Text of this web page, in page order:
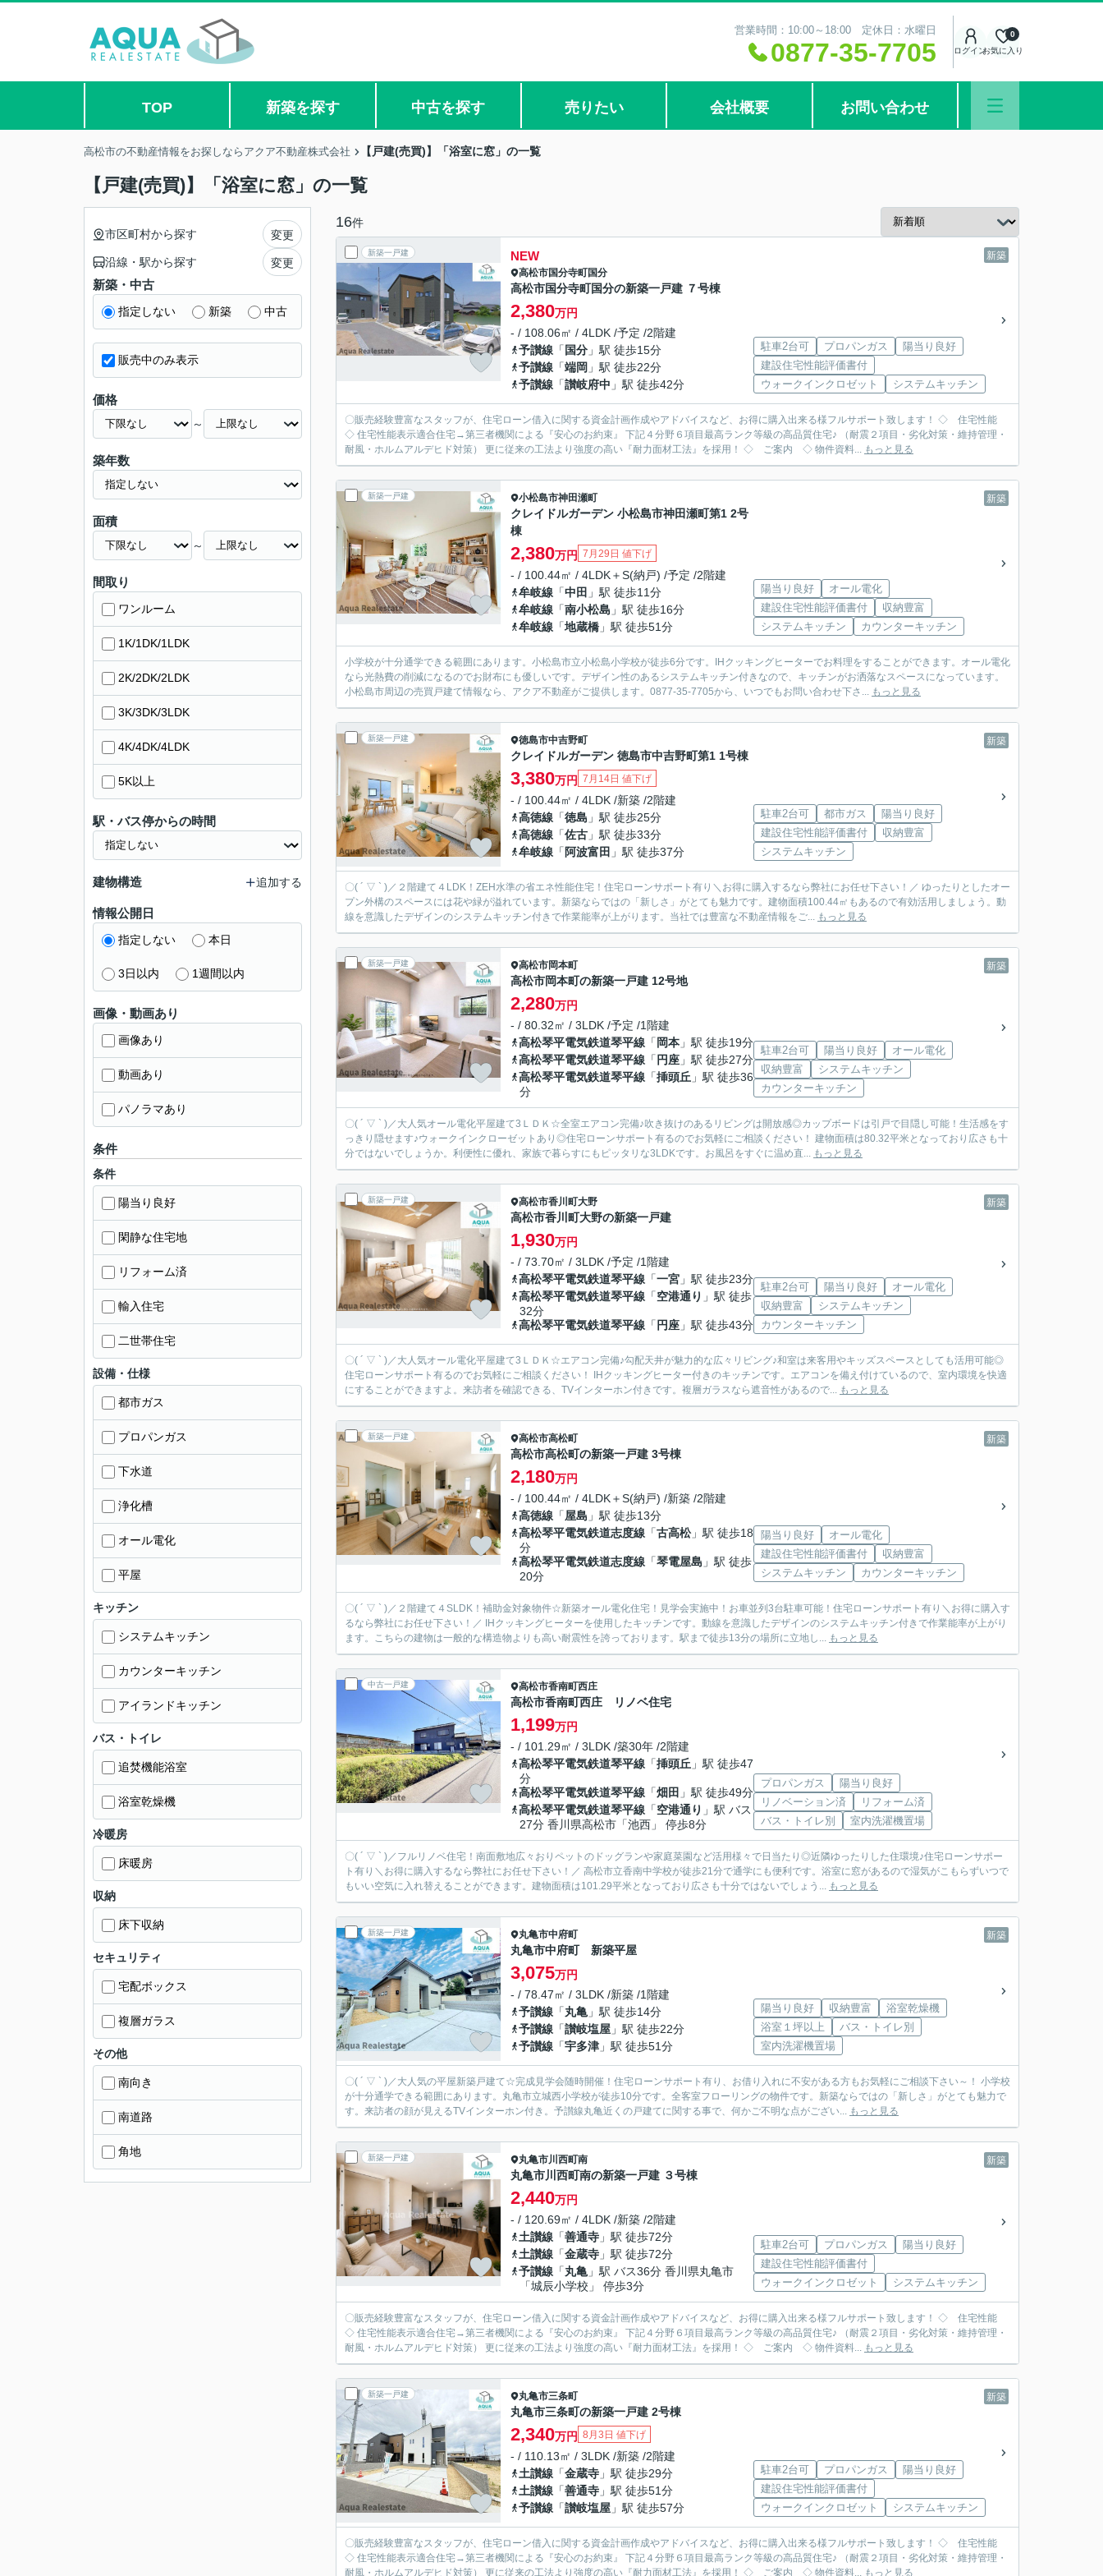
営業時間：10:00～18:00 定休日：水曜日
0877-35-7705 ログインお気に入り
0
TOP 新築を探す 中古を探す 売りたい 会社概要 お問い合わせ
高松市の不動産情報をお探しならアクア不動産株式会社 【戸建(売買)】「浴室に窓」の一覧
【戸建(売買)】「浴室に窓」の一覧
16件
新築一戸建 新築
NEW
高松市国分寺町国分
高松市国分寺町国分の新築一戸建 ７号棟
2,380万円
- / 108.06㎡ / 4LDK /予定 /2階建
予讃線 「 国分 」駅 徒歩15分
予讃線 「端岡 」駅 徒歩22分
予讃線 「讃岐府中 」駅 徒歩42分
駐車2台可 プロパンガス
陽当り良好
建設住宅性能評価書付
ウォークインクロゼット
システムキッチン
〇販売経験豊富なスタッフが、住宅ローン借入に関する資金計画作成やアドバイスなど、お得に購入出来る様フルサポート致します！ ◇ 住宅性能
◇ 住宅性能表示適合住宅→第三者機関による『安心のお約束』 下記４分野６項目最高ランク等級の高品質住宅♪ （耐震２項目・劣化対策・維持管理・
耐風・ホルムアルデヒド対策） 更に従来の工法より強度の高い『耐力面材工法』を採用！ ◇ ご案内 ◇ 物件資料... もっと見る
新築一戸建 新築
小松島市神田瀬町
クレイドルガーデン 小松島市神田瀬町第1 2号
棟
2,380万円 7月29日 値下げ
- / 100.44㎡ / 4LDK＋S(納戸) /予定 /2階建
牟岐線 「中田 」駅 徒歩11分
牟岐線 「南小松島 」駅 徒歩16分
牟岐線 「地蔵橋 」駅 徒歩51分
陽当り良好
オール電化
建設住宅性能評価書付
収納豊富
システムキッチン
カウンターキッチン
小学校が十分通学できる範囲にあります。小松島市立小松島小学校が徒歩6分です。IHクッキングヒーターでお料理をすることができます。オール電化
なら光熱費の削減になるのでお財布にも優しいです。デザイン性のあるシステムキッチン付きなので、キッチンがお洒落なスペースになっています。
小松島市周辺の売買戸建て情報なら、アクア不動産がご提供します。0877-35-7705から、いつでもお問い合わせ下さ... もっと見る
新築一戸建 新築
徳島市中吉野町
クレイドルガーデン 徳島市中吉野町第1 1号棟
3,380万円 7月14日 値下げ
- / 100.44㎡ / 4LDK /新築 /2階建
高徳線 「徳島 」駅 徒歩25分
高徳線 「佐古 」駅 徒歩33分
牟岐線 「 阿波富田 」駅 徒歩37分
駐車2台可 都市ガス
陽当り良好
建設住宅性能評価書付
収納豊富
システムキッチン
〇( ´ ▽ ` )／２階建て４LDK！ZEH水準の省エネ性能住宅！住宅ローンサポート有り＼お得に購入するなら弊社にお任せ下さい！／ ゆったりとしたオー
プン外構のスペースには花や緑が溢れています。新築ならではの「新しさ」がとても魅力です。建物面積100.44㎡もあるので有効活用しましょう。動
線を意識したデザインのシステムキッチン付きで作業能率が上がります。当社では豊富な不動産情報をご... もっと見る
新築一戸建 新築
高松市岡本町
高松市岡本町の新築一戸建 12号地
2,280万円
- / 80.32㎡ / 3LDK /予定 /1階建
高松琴平電気鉄道琴平線 「 岡本 」駅 徒歩19分
高松琴平電気鉄道琴平線 「 円座 」駅 徒歩27分
高松琴平電気鉄道琴平線 「挿頭丘 」駅 徒歩36
分
駐車2台可 陽当り良好
オール電化
収納豊富
システムキッチン
カウンターキッチン
〇( ´ ▽ ` )／大人気オール電化平屋建て3ＬＤＫ☆全室エアコン完備♪吹き抜けのあるリビングは開放感◎カップボードは引戸で目隠し可能！生活感をす
っきり隠せます♪ウォークインクローゼットあり◎住宅ローンサポート有るのでお気軽にご相談ください！ 建物面積は80.32平米となっており広さも十
分ではないでしょうか。利便性に優れ、家族で暮らすにもピッタリな3LDKです。お風呂をすぐに温め直... もっと見る
新築一戸建 新築
高松市香川町大野
高松市香川町大野の新築一戸建
1,930万円
- / 73.70㎡ / 3LDK /予定 /1階建
高松琴平電気鉄道琴平線 「一宮 」駅 徒歩23分
高松琴平電気鉄道琴平線 「空港通り 」駅 徒歩
32分
高松琴平電気鉄道琴平線 「 円座 」駅 徒歩43分
駐車2台可 陽当り良好
オール電化
収納豊富
システムキッチン
カウンターキッチン
〇( ´ ▽ ` )／大人気オール電化平屋建て3ＬＤＫ☆エアコン完備♪勾配天井が魅力的な広々リビング♪和室は来客用やキッズスペースとしても活用可能◎
住宅ローンサポート有るのでお気軽にご相談ください！ IHクッキングヒーター付きのキッチンです。エアコンを備え付けているので、室内環境を快適
にすることができますよ。来訪者を確認できる、TVインターホン付きです。複層ガラスなら遮音性があるので... もっと見る
新築一戸建 新築
高松市高松町
高松市高松町の新築一戸建 3号棟
2,180万円
- / 100.44㎡ / 4LDK＋S(納戸) /新築 /2階建
高徳線 「屋島 」駅 徒歩13分
高松琴平電気鉄道志度線 「古高松」駅 徒歩18
分
高松琴平電気鉄道志度線 「琴電屋島 」駅 徒歩
20分
陽当り良好
オール電化
建設住宅性能評価書付
収納豊富
システムキッチン
カウンターキッチン
〇( ´ ▽ ` )／２階建て４SLDK！補助金対象物件☆新築オール電化住宅！見学会実施中！お車並列3台駐車可能！住宅ローンサポート有り＼お得に購入す
るなら弊社にお任せ下さい！／ IHクッキングヒーターを使用したキッチンです。動線を意識したデザインのシステムキッチン付きで作業能率が上がり
ます。こちらの建物は一般的な構造物よりも高い耐震性を誇っております。駅まで徒歩13分の場所に立地し... もっと見る
中古一戸建 高松市香南町西庄
高松市香南町西庄 リノベ住宅
1,199万円
- / 101.29㎡ / 3LDK /築30年 /2階建
高松琴平電気鉄道琴平線 「挿頭丘 」駅 徒歩47
分
高松琴平電気鉄道琴平線 「畑田 」駅 徒歩49分
高松琴平電気鉄道琴平線 「空港通り 」駅 バス
27分 香川県高松市「池西」 停歩8分
プロパンガス
陽当り良好
リノベーション済
リフォーム済
バス・トイレ別
室内洗濯機置場
〇( ´ ▽ ` )／フルリノベ住宅！南面敷地広々おりペットのドッグランや家庭菜園など活用様々で日当たり◎近隣ゆったりした住環境♪住宅ローンサポー
ト有り＼お得に購入するなら弊社にお任せ下さい！／ 高松市立香南中学校が徒歩21分で通学にも便利です。浴室に窓があるので湿気がこもらずいつで
もいい空気に入れ替えることができます。建物面積は101.29平米となっており広さも十分ではないでしょう... もっと見る
新築一戸建 新築
丸亀市中府町
丸亀市中府町 新築平屋
3,075万円
- / 78.47㎡ / 3LDK /新築 /1階建
予讃線 「丸亀 」駅 徒歩14分
予讃線 「讃岐塩屋 」駅 徒歩22分
予讃線 「宇多津 」駅 徒歩51分
陽当り良好 収納豊富
浴室乾燥機
浴室１坪以上
バス・トイレ別
室内洗濯機置場
〇( ´ ▽ ` )／大人気の平屋新築戸建て☆完成見学会随時開催！住宅ローンサポート有り、お借り入れに不安がある方もお気軽にご相談下さい～！ 小学校
が十分通学できる範囲にあります。丸亀市立城西小学校が徒歩10分です。全客室フローリングの物件です。新築ならではの「新しさ」がとても魅力で
す。来訪者の顔が見えるTVインターホン付き。予讃線丸亀近くの戸建てに関する事で、何かご不明な点がござい... もっと見る
新築一戸建 新築
丸亀市川西町南
丸亀市川西町南の新築一戸建 ３号棟
2,440万円
- / 120.69㎡ / 4LDK /新築 /2階建
土讃線 「善通寺 」駅 徒歩72分
土讃線 「金蔵寺 」駅 徒歩72分
予讃線 「丸亀 」駅 バス36分 香川県丸亀市
「城辰小学校」 停歩3分
駐車2台可 プロパンガス
陽当り良好
建設住宅性能評価書付
ウォークインクロゼット
システムキッチン
〇販売経験豊富なスタッフが、住宅ローン借入に関する資金計画作成やアドバイスなど、お得に購入出来る様フルサポート致します！ ◇ 住宅性能
◇ 住宅性能表示適合住宅→第三者機関による『安心のお約束』 下記４分野６項目最高ランク等級の高品質住宅♪ （耐震２項目・劣化対策・維持管理・
耐風・ホルムアルデヒド対策） 更に従来の工法より強度の高い『耐力面材工法』を採用！ ◇ ご案内 ◇ 物件資料... もっと見る
新築一戸建 新築
丸亀市三条町
丸亀市三条町の新築一戸建 2号棟
2,340万円 8月3日 値下げ
- / 110.13㎡ / 3LDK /新築 /2階建
土讃線 「金蔵寺 」駅 徒歩29分
土讃線 「善通寺 」駅 徒歩51分
予讃線 「讃岐塩屋 」駅 徒歩57分
駐車2台可 プロパンガス
陽当り良好
建設住宅性能評価書付
ウォークインクロゼット
システムキッチン
〇販売経験豊富なスタッフが、住宅ローン借入に関する資金計画作成やアドバイスなど、お得に購入出来る様フルサポート致します！ ◇ 住宅性能
◇ 住宅性能表示適合住宅→第三者機関による『安心のお約束』 下記４分野６項目最高ランク等級の高品質住宅♪ （耐震２項目・劣化対策・維持管理・
耐風・ホルムアルデヒド対策） 更に従来の工法より強度の高い『耐力面材工法』を採用！ ◇ ご案内 ◇ 物件資料... もっと見る
市区町村から探す 変更
沿線・駅から探す 変更
新築・中古
指定しない 新築 中古
販売中のみ表示
価格
～
築年数
面積
～
間取り
ワンルーム
1K/1DK/1LDK
2K/2DK/2LDK
3K/3DK/3LDK
4K/4DK/4LDK
5K以上
駅・バス停からの時間
建物構造 追加する
情報公開日
指定しない 本日
3日以内 1週間以内
画像・動画あり
画像あり
動画あり
パノラマあり
条件
条件
陽当り良好
閑静な住宅地
リフォーム済
輸入住宅
二世帯住宅
設備・仕様
都市ガス
プロパンガス
下水道
浄化槽
オール電化
平屋
キッチン
システムキッチン
カウンターキッチン
アイランドキッチン
バス・トイレ
追焚機能浴室
浴室乾燥機
冷暖房
床暖房
収納
床下収納
セキュリティ
宅配ボックス
複層ガラス
その他
南向き
南道路
角地